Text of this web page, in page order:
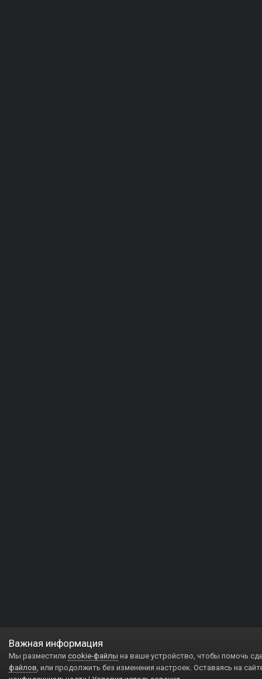
Важная информация
Мы разместили cookie-файлы на ваше устройство, чтобы помочь
файлов, или продолжить без изменения настроек. Оставаясь на